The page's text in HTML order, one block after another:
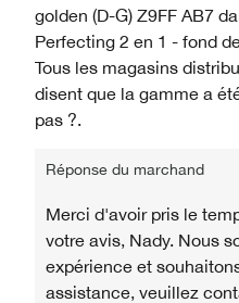
golden (D-G) Z9FF AB7
Perfecting 2 en 1 - fond
Tous les magasins
disent que la gamme a
pas ?.
Réponse du marchand
Merci d'avoir pris le
votre avis, Nady. Nous
expérience et
assistance, veuillez